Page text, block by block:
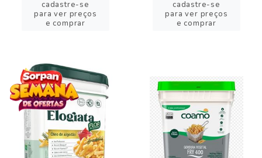
cadastre-se
para ver preços
e comprar
cadastre-se
para ver preços
e comprar